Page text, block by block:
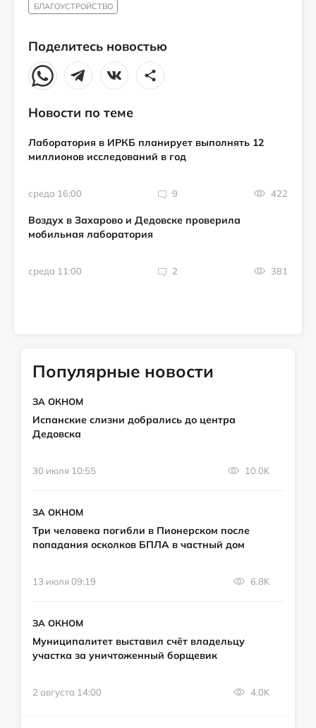
БЛАГОУСТРОЙСТВО
Поделитесь новостью
Новости по теме
Лаборатория в ИРКБ планирует выполнять 12
миллионов исследований в год
среда 16:00 9 422
Воздух в Захарово и Дедовске проверила
мобильная лаборатория
среда 11:00 2 381
Популярные новости
ЗА ОКНОМ
Испанские слизни добрались до центра
Дедовска
30 июля 10:55 10.0K
ЗА ОКНОМ
Три человека погибли в Пионерском после
попадания осколков БПЛА в частный дом
13 июля 09:19 6.8K
ЗА ОКНОМ
Муниципалитет выставил счёт владельцу
участка за уничтоженный борщевик
2 августа 14:00 4.0K